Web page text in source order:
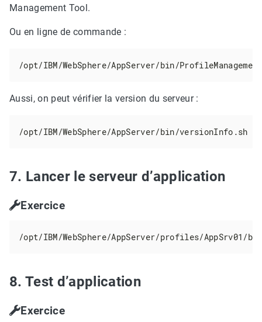
Management Tool.
Ou en ligne de commande :
/opt/IBM/WebSphere/AppServer/bin/
Aussi, on peut vérifier la version du serveur :
/opt/IBM/WebSphere/AppServer/bin/versionInfo.sh
7. Lancer le serveur d’application
Exercice
/opt/IBM/WebSphere/AppServer/profiles/AppSrv01/
8. Test d’application
Exercice